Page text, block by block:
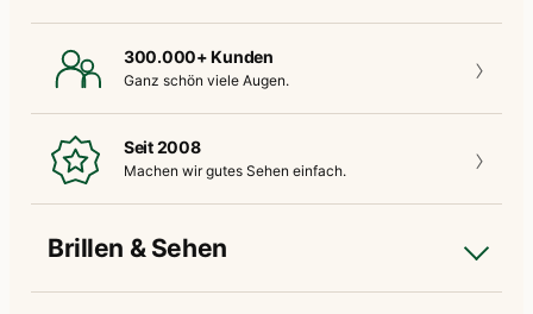
300.000+ Kunden
Ganz schön viele Augen.
Seit 2008
Machen wir gutes Sehen einfach.
Brillen & Sehen